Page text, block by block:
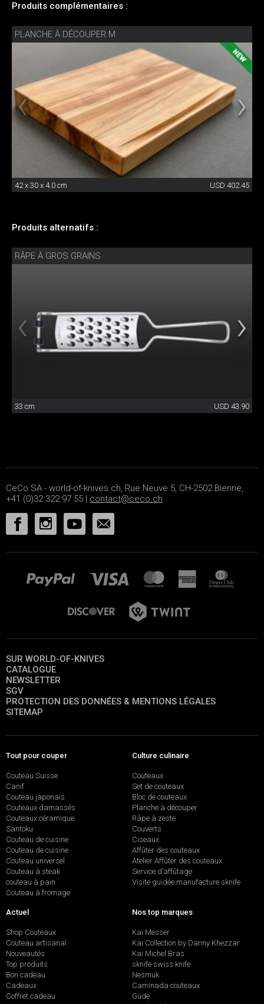
Produits complémentaires :
PLANCHE À DÉCOUPER M
42 x 30 x 4.0 cm USD 402.45
Produits alternatifs :
RÂPE À GROS GRAINS
33 cm USD 43.90
CeCo SA - world-of-knives.ch, Rue Neuve 5, CH-2502 Bienne,
+41 (0)32 322 97 55 | contact@ceco.ch
SUR WORLD-OF-KNIVES
CATALOGUE
NEWSLETTER
SGV
PROTECTION DES DONNÉES & MENTIONS LÉGALES
SITEMAP
Tout pour couper
Couteau Suisse
Canif
Couteau japonais
Couteaux damassés
Couteaux céramique
Santoku
Couteau de cuisine
Couteau de cuisine
Couteau universel
Couteau à steak
couteau à pain
Couteau à fromage
Culture culinaire
Couteaux
Set de couteaux
Bloc de couteaux
Planche à découper
Râpe à zeste
Couverts
Ciseaux
Affûter des couteaux
Atelier Affûter des couteaux
Service d’affûtage
Visite guidée manufacture sknife
Actuel
Shop Couteaux
Couteau artisanal
Nouveautés
Top produits
Bon cadeau
Cadeaux
Coffret cadeau
Nos top marques
Kai Messer
Kai Collection by Danny Khezzar
Kai Michel Bras
sknife swiss knife
Nesmuk
Caminada couteaux
Güde